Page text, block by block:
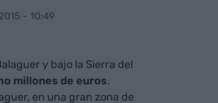
- 10:49
y bajo la Sierra del
millones de euros.
en una gran zona de